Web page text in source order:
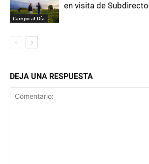
Campo al Día
en visita de
DEJA UNA RESPUESTA